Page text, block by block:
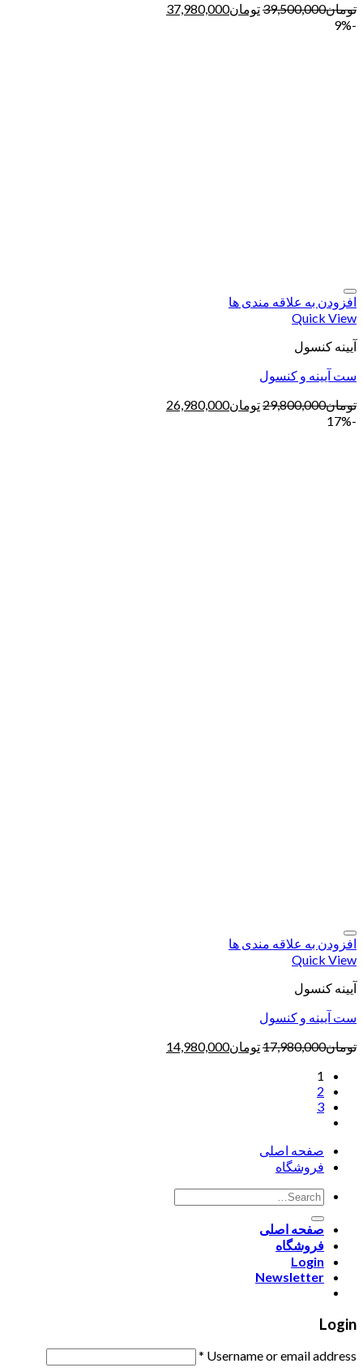
تومان39,500,000تومان37,980,000
-9%
افزودن به علاقه مندی ها
Quick View
آیینه کنسول
ست آیینه و کنسول
تومان29,800,000تومان26,980,000
-17%
افزودن به علاقه مندی ها
Quick View
آیینه کنسول
ست آیینه و کنسول
تومان17,980,000تومان14,980,000
1
2
3
صفحه اصلی
فروشگاه
صفحه اصلی
فروشگاه
Login
Newsletter
Login
Username or email address
*